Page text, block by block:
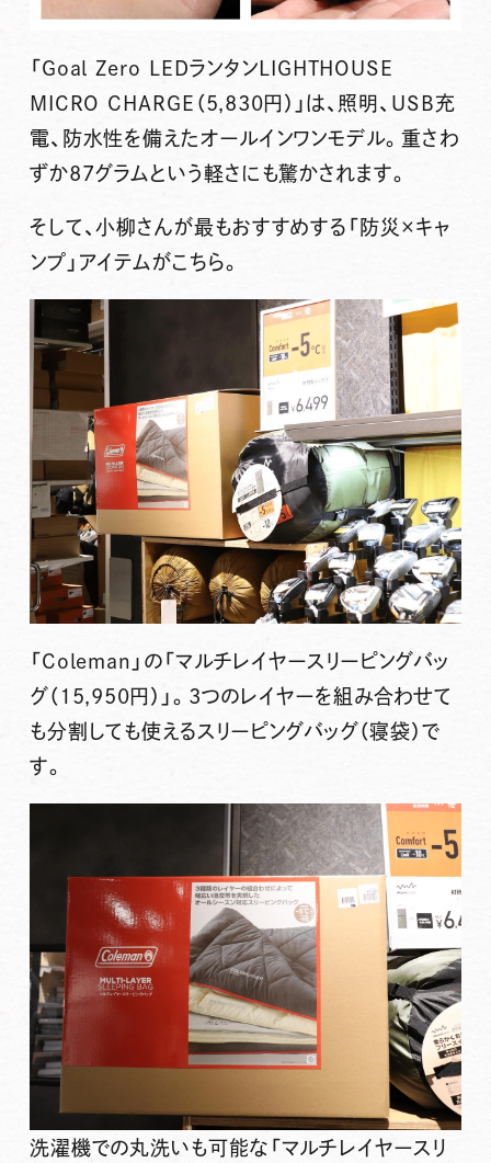
「Goal Zero LEDランタンLIGHTHOUSE
MICRO CHARGE（5,830円）」 は、照明、USB充
電、防水性を備えたオールインワンモデル。重さわ
ずか87グラムという軽さにも驚かされます。
そして、小柳さんが最もおすすめする「防災×キャ
ンプ」アイテムがこちら。
「Coleman」の 「マルチレイヤースリーピングバッ
グ（15,950円）」 。3つのレイヤーを組み合わせて
も分割しても使えるスリーピングバッグ（寝袋）で
す。
洗濯機での丸洗いも可能な「マルチレイヤースリ